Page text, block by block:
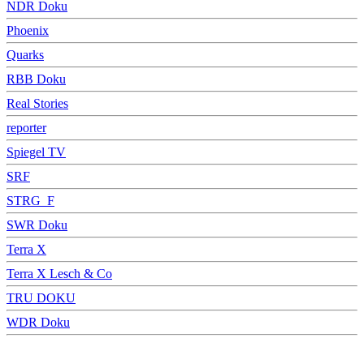
NDR Doku
Phoenix
Quarks
RBB Doku
Real Stories
reporter
Spiegel TV
SRF
STRG_F
SWR Doku
Terra X
Terra X Lesch & Co
TRU DOKU
WDR Doku